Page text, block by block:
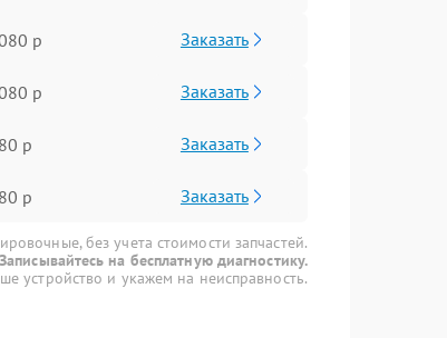
р Заказать
р Заказать
р Заказать
р Заказать
без учета стоимости запчастей.
Записывайтесь на бесплатную диагностику.
устройство и укажем на неисправность.